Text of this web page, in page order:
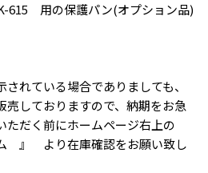
615 用の保護パン(オプション品)
ている場合でありましても、
売しておりますので、納期をお急
ただく前にホームページ右上の
』 より在庫確認をお願い致し